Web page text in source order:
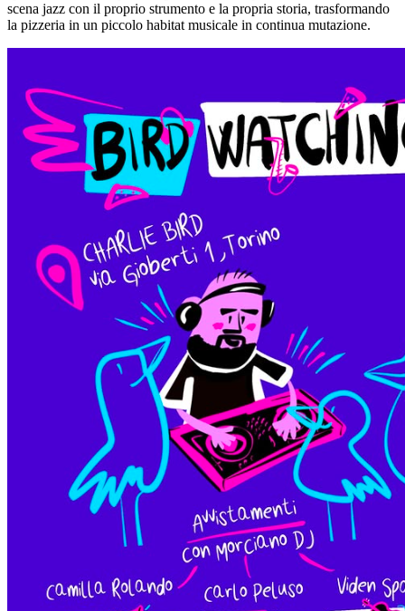
scena jazz con il proprio strumento e la propria storia, trasformando
la pizzeria in un piccolo habitat musicale in continua mutazione.